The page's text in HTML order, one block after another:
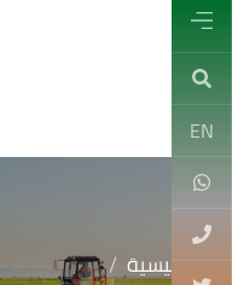
EN
الرئيسية